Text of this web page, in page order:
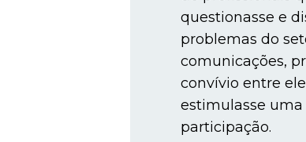
questionasse e
problemas do
comunicações,
convívio entre
estimulasse uma
participação.